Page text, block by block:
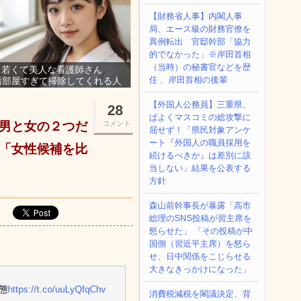
くて美人な看護師さん
部屋すぎて掃除してくれる人
28
コメント
と女の２つだ
女性候補を比
https://t.co/uuLyQfqChv
【財務省人事】内閣人事
局、エース級の財務官僚を
異例転出 官邸幹部「協力
的でなかった」※岸田首相
（当時）の秘書官などを歴
任 、岸田首相の後輩
【外国人公務員】三重県、
ぱよくマスコミの総攻撃に
屈せず！「県民対象アンケ
ート『外国人の職員採用を
続けるべきか』は差別に該
当しない」結果を公表する
方針
森山前幹事長が暴露「高市
総理のSNS投稿が習主席を
怒らせた」 「その投稿が中
国側（習近平主席）を怒ら
せ、日中関係をこじらせる
大きなきっかけになった」
消費税減税を閣議決定、背